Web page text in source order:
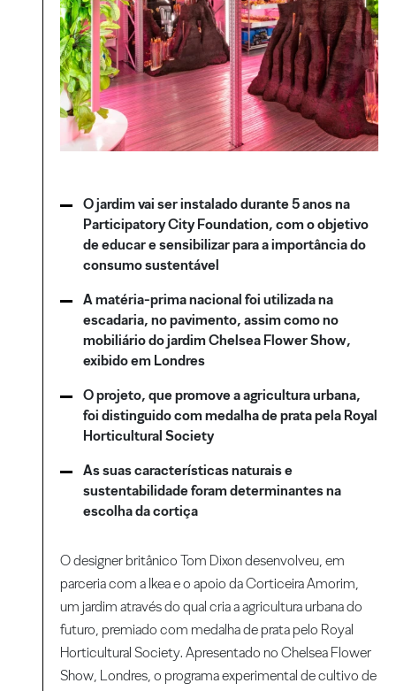
O jardim vai ser instalado durante 5 anos na
Participatory City Foundation, com o objetivo
de educar e sensibilizar para a importância do
consumo sustentável
A matéria-prima nacional foi utilizada na
escadaria, no pavimento, assim como no
mobiliário do jardim Chelsea Flower Show,
exibido em Londres
O projeto, que promove a agricultura urbana,
foi distinguido com medalha de prata pela Royal
Horticultural Society
As suas características naturais e
sustentabilidade foram determinantes na
escolha da cortiça
O designer britânico Tom Dixon desenvolveu, em
parceria com a Ikea e o apoio da Corticeira Amorim,
um jardim através do qual cria a agricultura urbana do
futuro, premiado com medalha de prata pelo Royal
Horticultural Society. Apresentado no Chelsea Flower
Show, Londres, o programa experimental de cultivo de